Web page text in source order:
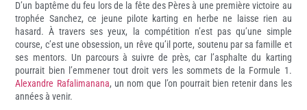
D’un baptême du feu lors de la fête des Pères à une première victoire au
trophée Sanchez, ce jeune pilote karting en herbe ne laisse rien au
hasard. À travers ses yeux, la compétition n’est pas qu’une simple
course, c’est une obsession, un rêve qu’il porte, soutenu par sa famille et
ses mentors. Un parcours à suivre de près, car l’asphalte du karting
pourrait bien l’emmener tout droit vers les sommets de la Formule 1.
Alexandre Rafalimanana, un nom que l’on pourrait bien retenir dans les
années à venir.